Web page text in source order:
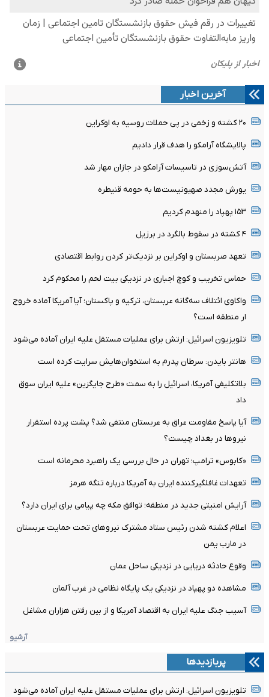
آخرین اخبار
۲۰ کشته و زخمی در پی حملات روسیه به اوکراین
پالایشگاه آرامکو را هدف قرار دادیم
آتش‌سوزی در تاسیسات آرامکو در جازان مهار شد
یورش مجدد صهیونیست‌ها به حومه قنیطره
۱۵۳ پهپاد را منهدم کردیم
۴ کشته در سقوط بالگرد در برزیل
تعهد صربستان و اوکراین بر نزدیک‌تر کردن روابط اقتصادی
حماس تخریب و کوچ اجباری در نزدیکی بیت لحم را محکوم کرد
واکاوی ائتلاف سه‌گانه عربستان، ترکیه و پاکستان؛ آیا آمریکا آماده خروج
ار منطقه است؟
تلویزیون اسرائیل: ارتش برای عملیات مستقل علیه ایران آماده می‌شود
هانتر بایدن: سرطان پدرم به استخوان‌هایش سرایت کرده است
بلاتکلیفی آمریکا، اسرائیل را به سمت «طرح جایگزین» علیه ایران سوق
داد
آیا پاسخ مقاومت عراق به عربستان منتفی شد؟ پشت پرده استقرار
نیروها در بغداد چیست؟
«کابوس» ترامپ؛ تهران در حال بررسی یک راهبرد محرمانه است
تعهدات غافلگیرکننده ایران به آمریکا درباره تنگه هرمز
آرایش امنیتی جدید در منطقه؛ توافق مکه چه پیامی برای ایران دارد؟
اعلام کشته شدن رئیس ستاد مشترک نیروهای تحت حمایت عربستان
در مارب یمن
وقوع حادثه دریایی در نزدیکی ساحل عمان
مشاهده دو پهپاد در نزدیکی یک پایگاه نظامی در غرب آلمان
آسیب جنگ علیه ایران به اقتصاد آمریکا و از بین رفتن هزاران مشاغل
آرشیو
پربازدیدها
تلویزیون اسرائیل: ارتش برای عملیات مستقل علیه ایران آماده می‌شود